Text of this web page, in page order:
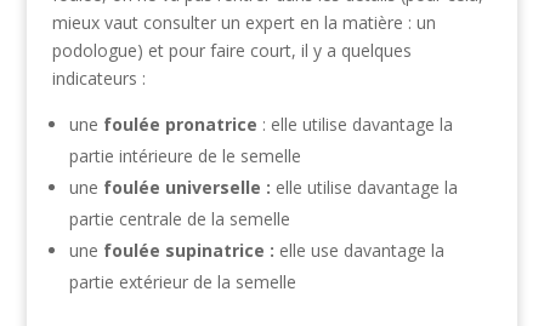
mieux vaut consulter un expert en la matière : un
podologue) et pour faire court, il y a quelques
indicateurs :
une foulée pronatrice : elle utilise davantage la
partie intérieure de le semelle
une foulée universelle : elle utilise davantage la
partie centrale de la semelle
une foulée supinatrice : elle use davantage la
partie extérieur de la semelle